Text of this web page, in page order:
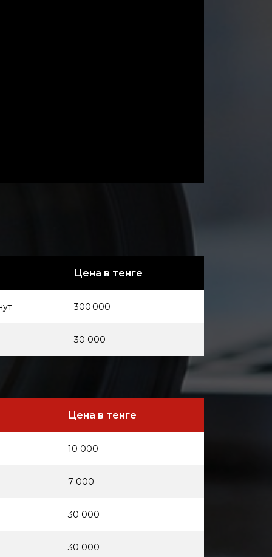
Цена в тенге
300 000
30 000
Цена в тенге
10 000
7 000
30 000
30 000